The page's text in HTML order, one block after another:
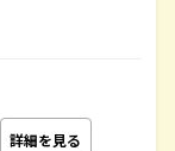
詳細を見る